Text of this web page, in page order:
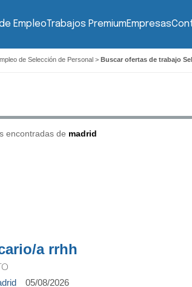
EmpleoTrabajos PremiumEmpresas
de Selección de Personal > Buscar ofertas de trabajo
encontradas de madrid
a rrhh
05/08/2026